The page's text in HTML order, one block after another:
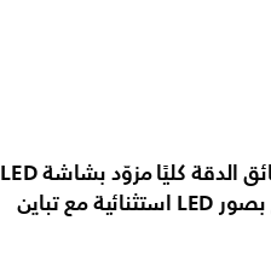
تلفزيون فائق الدقة كليًا مزوّد بشاشة LED
للاستمتاع بصور LED استثنائية مع تباين